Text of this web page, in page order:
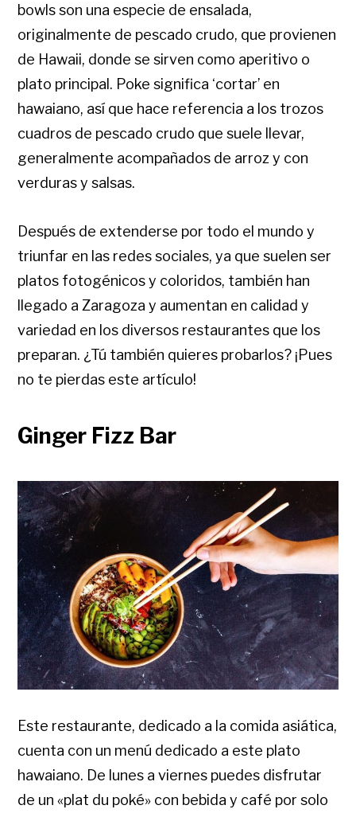
bowls son una especie de ensalada,
originalmente de pescado crudo, que provienen
de Hawaii, donde se sirven como aperitivo o
plato principal. Poke significa ‘cortar’ en
hawaiano, así que hace referencia a los trozos
cuadros de pescado crudo que suele llevar,
generalmente acompañados de arroz y con
verduras y salsas.
Después de extenderse por todo el mundo y
triunfar en las redes sociales, ya que suelen ser
platos fotogénicos y coloridos, también han
llegado a Zaragoza y aumentan en calidad y
variedad en los diversos restaurantes que los
preparan. ¿Tú también quieres probarlos? ¡Pues
no te pierdas este artículo!
Ginger Fizz Bar
Este restaurante, dedicado a la comida asiática,
cuenta con un menú dedicado a este plato
hawaiano. De lunes a viernes puedes disfrutar
de un «plat du poké» con bebida y café por solo